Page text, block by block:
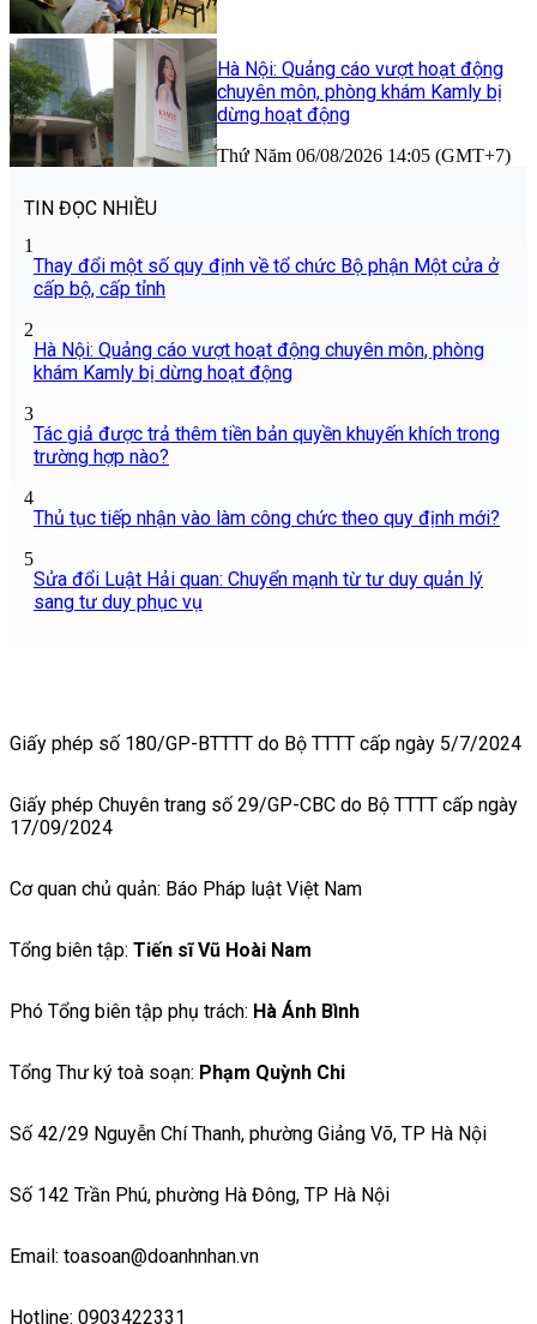
Hà Nội: Quảng cáo vượt hoạt động
chuyên môn, phòng khám Kamly bị
dừng hoạt động
Thứ Năm 06/08/2026 14:05 (GMT+7)
TIN ĐỌC NHIỀU
1
Thay đổi một số quy định về tổ chức Bộ phận Một cửa ở
cấp bộ, cấp tỉnh
2
Hà Nội: Quảng cáo vượt hoạt động chuyên môn, phòng
khám Kamly bị dừng hoạt động
3
Tác giả được trả thêm tiền bản quyền khuyến khích trong
trường hợp nào?
4
Thủ tục tiếp nhận vào làm công chức theo quy định mới?
5
Sửa đổi Luật Hải quan: Chuyển mạnh từ tư duy quản lý
sang tư duy phục vụ
Giấy phép số 180/GP-BTTTT do Bộ TTTT cấp ngày 5/7/2024
Giấy phép Chuyên trang số 29/GP-CBC do Bộ TTTT cấp ngày
17/09/2024
Cơ quan chủ quản: Báo Pháp luật Việt Nam
Tổng biên tập: Tiến sĩ Vũ Hoài Nam
Phó Tổng biên tập phụ trách: Hà Ánh Bình
Tổng Thư ký toà soạn: Phạm Quỳnh Chi
Số 42/29 Nguyễn Chí Thanh, phường Giảng Võ, TP Hà Nội
Số 142 Trần Phú, phường Hà Đông, TP Hà Nội
Email: toasoan@doanhnhan.vn
Hotline: 0903422331